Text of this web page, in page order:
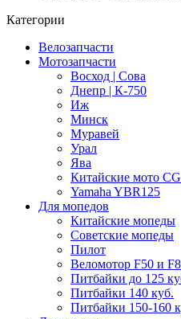
Категории
Велозапчасти
Мотозапчасти
Восход | Сова
Днепр | К-750
Иж
Минск
Муравей
Урал
Ява
Китайские мото
Yamaha YBR125
Для мопедов
Китайские мопеды
Советские мопеды
Пилот
Веломотор F50 и
Питбайки до 125
Питбайки 140 куб.
Питбайки 150-160